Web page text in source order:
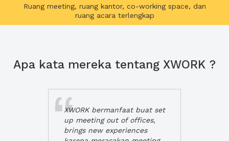
Ruang meeting, ruang kantor, co-working space, dan
ruang acara terlengkap
Apa kata mereka tentang XWORK ?
XWORK bermanfaat buat set
up meeting out of offices,
brings new experiences